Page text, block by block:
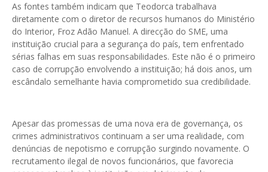
As fontes também indicam que Teodorca trabalhava
diretamente com o diretor de recursos humanos do Ministério
do Interior, Froz Adão Manuel. A direcção do SME, uma
instituição crucial para a segurança do país, tem enfrentado
sérias falhas em suas responsabilidades. Este não é o primeiro
caso de corrupção envolvendo a instituição; há dois anos, um
escândalo semelhante havia comprometido sua credibilidade.
Apesar das promessas de uma nova era de governança, os
crimes administrativos continuam a ser uma realidade, com
denúncias de nepotismo e corrupção surgindo novamente. O
recrutamento ilegal de novos funcionários, que favorecia